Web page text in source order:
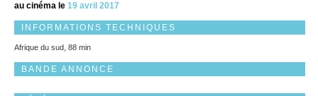
au cinéma le 19 avril 2017
INFORMATIONS TECHNIQUES
Afrique du sud, 88 min
BANDE ANNONCE